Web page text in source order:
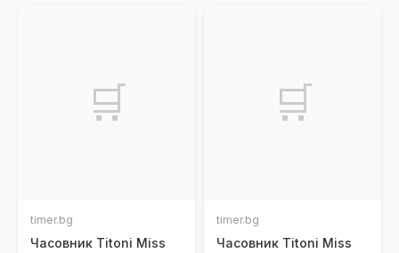
🛒
timer.bg
Часовник Titoni Miss
🛒
timer.bg
Часовник Titoni Miss